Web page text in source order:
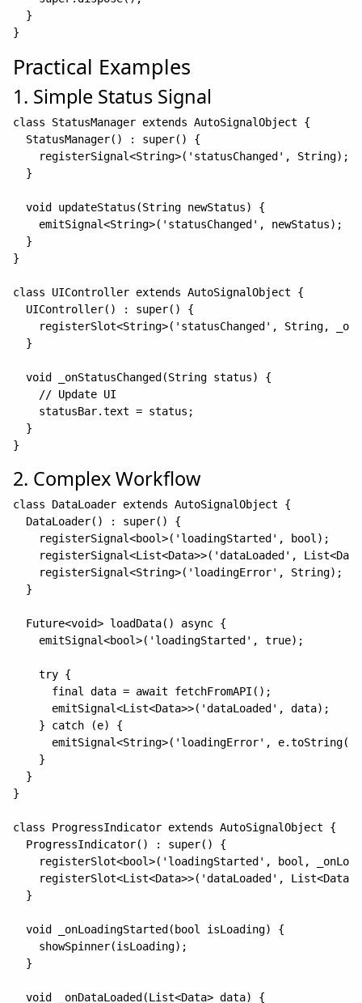
  }
Practical Examples
1. Simple Status Signal
class StatusManager extends AutoSignalObject {
  StatusManager() : super() {
    registerSignal<String>('statusChanged', String);
  }
  void updateStatus(String newStatus) {
    emitSignal<String>('statusChanged', newStatus);
  }
}
class UIController extends AutoSignalObject {
  UIController() : super() {
registerSlot<String>('statusChanged', String,
  }
  void _onStatusChanged(String status) {
    // Update UI
    statusBar.text = status;
  }
2. Complex Workflow
class DataLoader extends AutoSignalObject {
  DataLoader() : super() {
    registerSignal<bool>('loadingStarted', bool);
registerSignal<List<Data>>('dataLoaded',
    registerSignal<String>('loadingError', String);
  }
  Future<void> loadData() async {
    emitSignal<bool>('loadingStarted', true);
    try {
      final data = await fetchFromAPI();
      emitSignal<List<Data>>('dataLoaded', data);
    } catch (e) {
emitSignal<String>('loadingError',
    }
  }
}
class ProgressIndicator extends AutoSignalObject {
  ProgressIndicator() : super() {
registerSlot<bool>('loadingStarted', bool,
registerSlot<List<Data>>('dataLoaded',
  }
  void _onLoadingStarted(bool isLoading) {
    showSpinner(isLoading);
  }
  void _onDataLoaded(List<Data> data) {